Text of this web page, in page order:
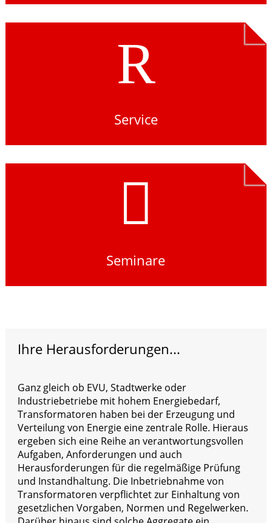
R
Service

Seminare
Ihre Herausforderungen...
Ganz gleich ob EVU, Stadtwerke oder
Industriebetriebe mit hohem Energiebedarf,
Transformatoren haben bei der Erzeugung und
Verteilung von Energie eine zentrale Rolle. Hieraus
ergeben sich eine Reihe an verantwortungsvollen
Aufgaben, Anforderungen und auch
Herausforderungen für die regelmäßige Prüfung
und Instandhaltung. Die Inbetriebnahme von
Transformatoren verpflichtet zur Einhaltung von
gesetzlichen Vorgaben, Normen und Regelwerken.